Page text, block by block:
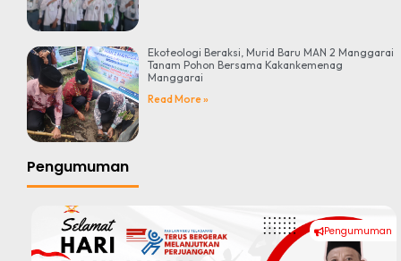
Ekoteologi Beraksi, Murid Baru MAN 2 Manggarai
Tanam Pohon Bersama Kakankemenag
Manggarai
Read More »
Pengumuman
Pengumuman